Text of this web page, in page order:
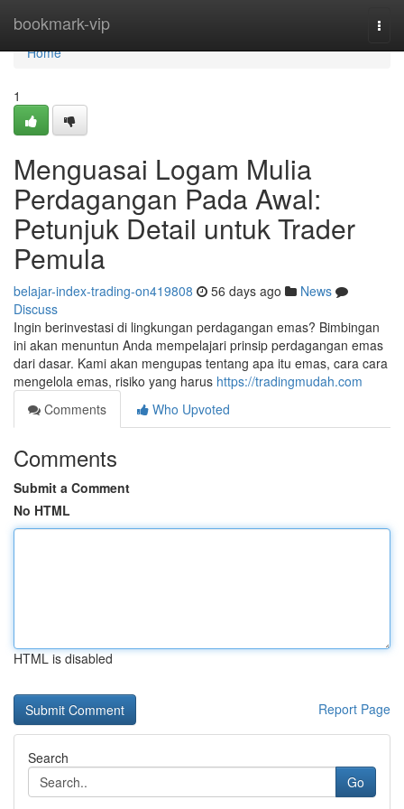
bookmark-vip
Home
Home
1
Menguasai Logam Mulia
Perdagangan Pada Awal:
Petunjuk Detail untuk Trader
Pemula
belajar-index-trading-on419808 56 days ago
News
Discuss
Ingin berinvestasi di lingkungan perdagangan emas? Bimbingan
ini akan menuntun Anda mempelajari prinsip perdagangan emas
dari dasar. Kami akan mengupas tentang apa itu emas, cara cara
mengelola emas, risiko yang harus https://tradingmudah.com
Comments
Who Upvoted
Comments
Submit a Comment
No HTML
HTML is disabled
Report Page
Search
Go